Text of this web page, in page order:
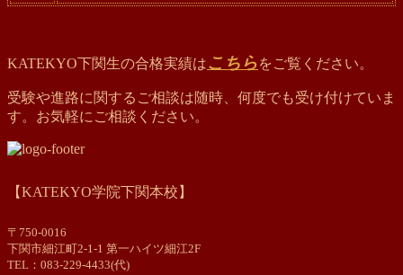
KATEKYO下関生の合格実績はこちらをご覧ください。
受験や進路に関するご相談は随時、何度でも受け付けていま
す。お気軽にご相談ください。
【KATEKYO学院下関本校】
〒750-0016
下関市細江町2-1-1 第一ハイツ細江2F
TEL：083-229-4433(代)